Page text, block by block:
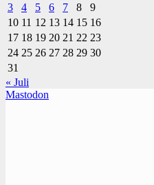
3
4 5 6 7 8
9
10 11 12 13 14 15 16
17 18 19 20 21 22 23
24 25 26 27 28 29 30
31
« Juli
Mastodon